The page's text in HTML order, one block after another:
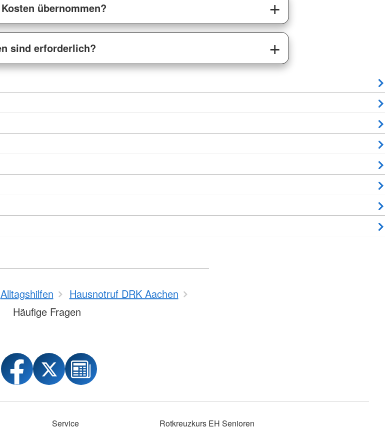
übernommen?
sind erforderlich?
Alltagshilfen
Hausnotruf DRK Aachen
Häufige Fragen
Service Rotkreuzkurs EH Senioren